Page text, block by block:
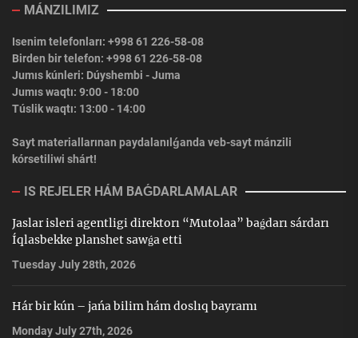
MÁNZILIMIZ
Isenim telefonları: +998 61 226-58-08
Birden bir telefon: +998 61 226-58-08
Jumıs kúnleri: Dúyshembi - Juma
Jumıs waqtı: 9:00 - 18:00
Túslik waqtı: 13:00 - 14:00
Sayt materiallarınan paydalanılǵanda veb-sayt mánzili
kórsetiliwi shárt!
IS REJELER HÁM BAǴDARLAMALAR
Jaslar isleri agentligi direktorı “Mutolaa” baǵdarı sárdarı
Íqlasbekke planshet sawǵa etti
Tuesday July 28th, 2026
Hár bir kún – jańa bilim hám doslıq bayramı
Monday July 27th, 2026